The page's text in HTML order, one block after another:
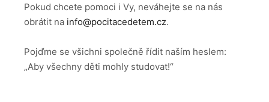
Pokud chcete pomoci i Vy, neváhejte se na nás
obrátit na info@pocitacedetem.cz.
Pojďme se všichni společně řídit naším heslem:
„Aby všechny děti mohly studovat!“